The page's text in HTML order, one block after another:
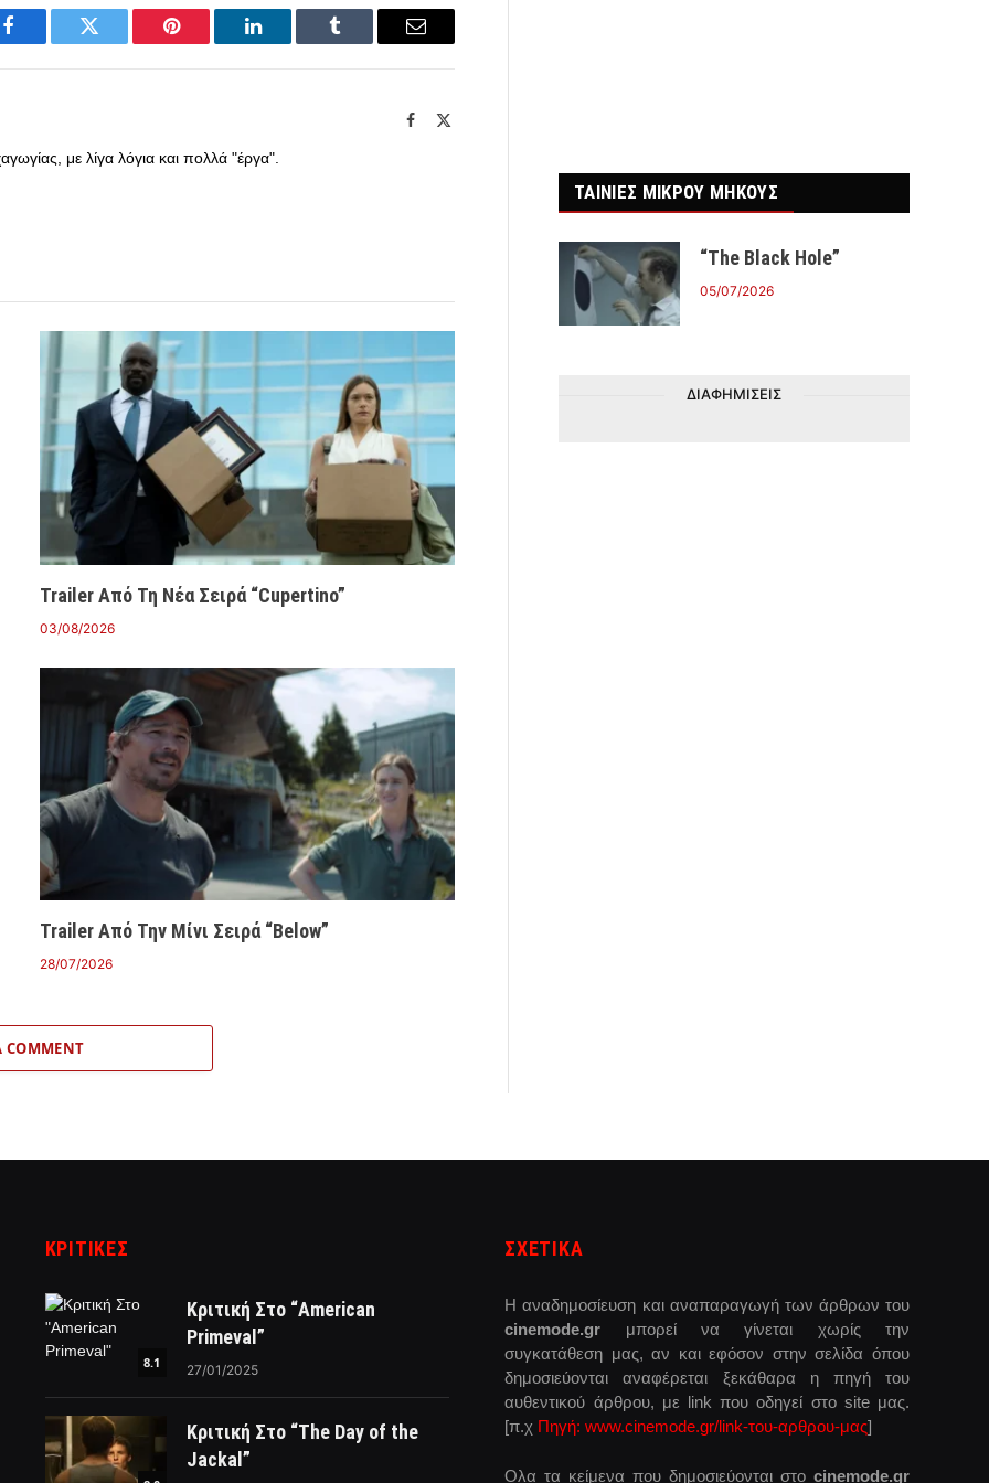
Facebook Twitter Pinterest LinkedIn Tumblr Email
Facebook
με λίγα λόγια και πολλά "έργα".
Trailer Από Τη Νέα Σειρά “Cupertino”
03/08/2026
Trailer Από Την Μίνι Σειρά “Below”
28/07/2026
COMMENT
ΤΑΙΝΙΕΣ ΜΙΚΡΟΥ ΜΗΚΟΥΣ
“The Black Hole”
05/07/2026
ΔΙΑΦΗΜΙΣΕΙΣ
ΚΡΙΤΙΚΈΣ
8.1
Κριτική Στο “American
Primeval”
27/01/2025
Κριτική Στο “The Day of the
Jackal”
ΣΧΕΤΙΚΑ
Η αναδημοσίευση και αναπαραγωγή των άρθρων του
cinemode.gr μπορεί να γίνεται χωρίς την
συγκατάθεση μας, αν και εφόσον στην σελίδα όπου
δημοσιεύονται αναφέρεται ξεκάθαρα η πηγή του
αυθεντικού άρθρου, με link που οδηγεί στο site μας.
[π.χ Πηγή: www.cinemode.gr/link-του-αρθρου-μας]
Ολα τα κείμενα που δημοσιεύονται στο cinemode.gr